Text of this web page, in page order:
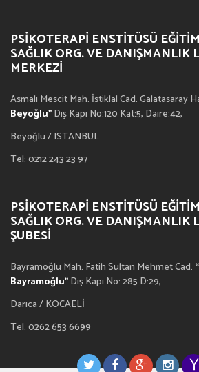
PSIKOTERAPI ENSTITÜSÜ
SAĞLIK ORG. VE DANIŞMANLIK
MERKEZI
Asmalı Mescit Mah. İstiklal Cad. Galatasaray
Beyoğlu”Dış Kapı No:120 Kat:5, Daire:42,
Beyoğlu / ISTANBUL
Tel: 0212 243 23 97
PSIKOTERAPI ENSTITÜSÜ
SAĞLIK ORG. VE DANIŞMANLIK
ŞUBESI
Bayramoğlu Mah. Fatih Sultan Mehmet Cad.
Bayramoğlu”Dış Kapı No: 285 D:29,
Darıca / KOCAELİ
Tel: 0262 653 6699